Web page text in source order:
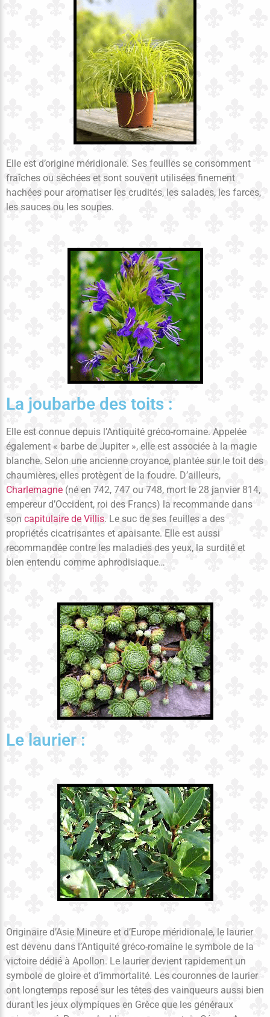
Elle est d’origine méridionale. Ses feuilles se consomment
fraîches ou séchées et sont souvent utilisées finement
hachées pour aromatiser les crudités, les salades, les farces,
les sauces ou les soupes.
La joubarbe des toits :
Elle est connue depuis l’Antiquité gréco-romaine. Appelée
également « barbe de Jupiter », elle est associée à la magie
blanche. Selon une ancienne croyance, plantée sur le toit des
chaumières, elles protègent de la foudre. D’ailleurs,
Charlemagne (né en 742, 747 ou 748, mort le 28 janvier 814,
empereur d’Occident, roi des Francs) la recommande dans
son capitulaire de Villis. Le suc de ses feuilles a des
propriétés cicatrisantes et apaisante. Elle est aussi
recommandée contre les maladies des yeux, la surdité et
bien entendu comme aphrodisiaque…
Le laurier :
Originaire d’Asie Mineure et d’Europe méridionale, le laurier
est devenu dans l’Antiquité gréco-romaine le symbole de la
victoire dédié à Apollon. Le laurier devient rapidement un
symbole de gloire et d’immortalité. Les couronnes de laurier
ont longtemps reposé sur les têtes des vainqueurs aussi bien
durant les jeux olympiques en Grèce que les généraux